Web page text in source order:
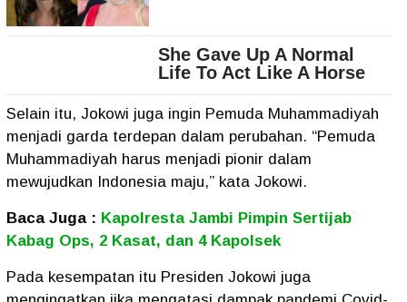
Selain itu, Jokowi juga ingin Pemuda Muhammadiyah
menjadi garda terdepan dalam perubahan. “Pemuda
Muhammadiyah harus menjadi pionir dalam
mewujudkan Indonesia maju,” kata Jokowi.
Baca Juga : Kapolresta Jambi Pimpin Sertijab
Kabag Ops, 2 Kasat, dan 4 Kapolsek
Pada kesempatan itu Presiden Jokowi juga